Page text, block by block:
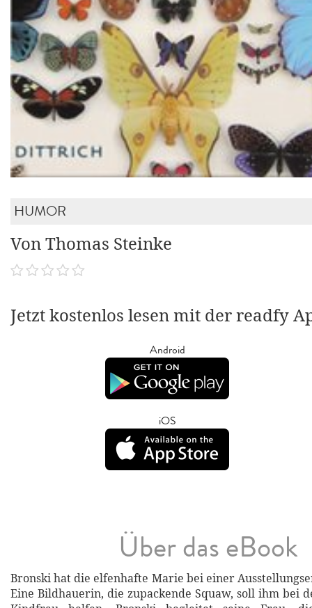
HUMOR
Von Thomas Steinke
Jetzt kostenlos lesen mit der readfy
Android
iOS
Über das eBook
Bronski hat die elfenhafte Marie bei einer
Eine Bildhauerin, die zupackende Squaw, soll ihm bei